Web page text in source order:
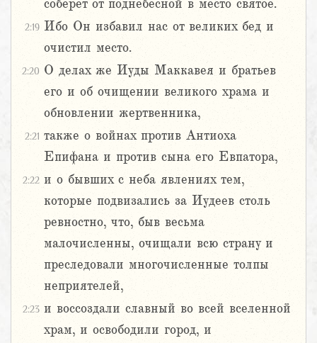
соберет от поднебесной в место святое.
2:19 Ибо Он избавил нас от великих бед и
очистил место.
2:20 О делах же Иуды Маккавея и братьев
его и об очищении великого храма и
обновлении жертвенника,
2:21 также о войнах против Антиоха
Епифана и против сына его Евпатора,
2:22 и о бывших с неба явлениях тем,
которые подвизались за Иудеев столь
ревностно, что, быв весьма
малочисленны, очищали всю страну и
преследовали многочисленные толпы
неприятелей,
2:23 и воссоздали славный во всей вселенной
храм, и освободили город, и